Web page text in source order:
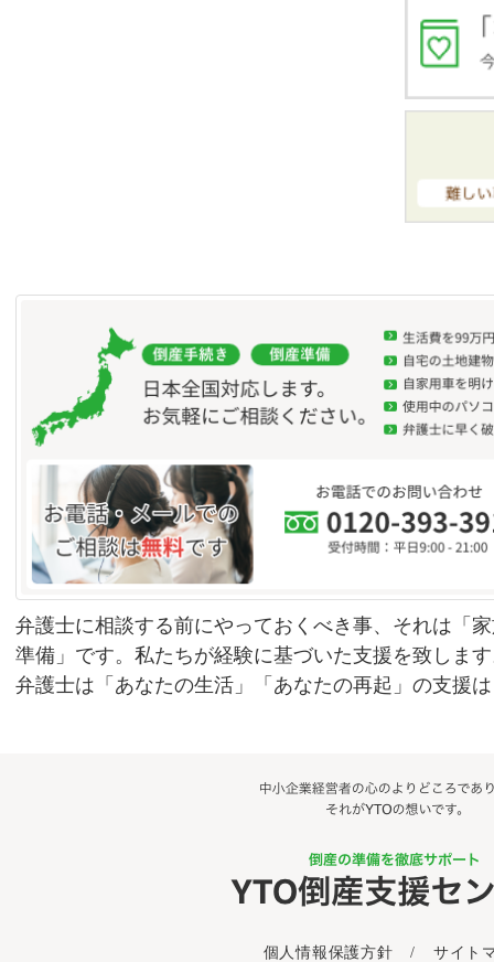
弁護士に相談する前にやっておくべき事、それは「
準備」です。私たちが経験に基づいた支援を致しま
弁護士は「あなたの生活」「あなたの再起」の支援
個人情報保護方針 / サイト